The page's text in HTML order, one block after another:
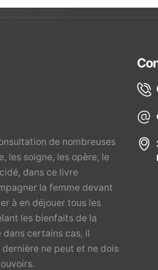
de nombreuses
les soigne, les opère, le
dans ce livre
la femme devant
à en déjouer tous les
les bienfaits de la
certains cas, il
ne peut et ne dois